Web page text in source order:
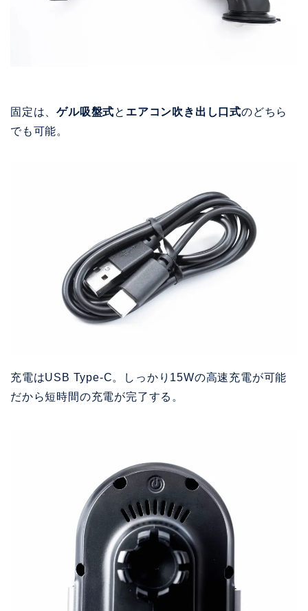
固定は、ゲル吸盤式と エアコン吹き出し口式のどちら
でも可能。
充電はUSB Type-C。
しっかり15Wの高速充電が可能
だから短時間の充電が完了する。